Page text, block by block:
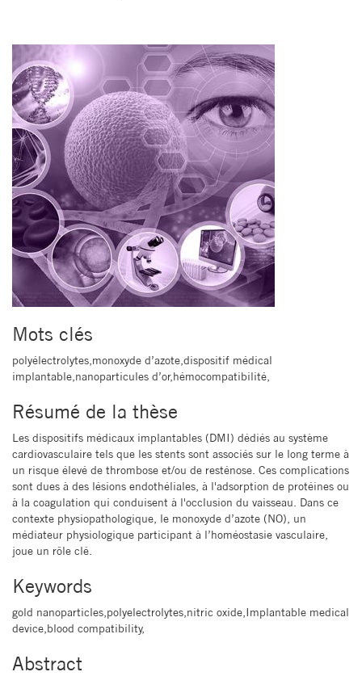
Mots clés
polyélectrolytes,monoxyde d’azote,dispositif médical
implantable,nanoparticules d’or,hémocompatibilité,
Résumé de la thèse
Les dispositifs médicaux implantables (DMI) dédiés au système
cardiovasculaire tels que les stents sont associés sur le long terme à
un risque élevé de thrombose et/ou de resténose. Ces complications
sont dues à des lésions endothéliales, à l'adsorption de protéines ou
à la coagulation qui conduisent à l'occlusion du vaisseau. Dans ce
contexte physiopathologique, le monoxyde d’azote (NO), un
médiateur physiologique participant à l’homéostasie vasculaire,
joue un rôle clé.
Keywords
gold nanoparticles,polyelectrolytes,nitric oxide,Implantable medical
device,blood compatibility,
Abstract